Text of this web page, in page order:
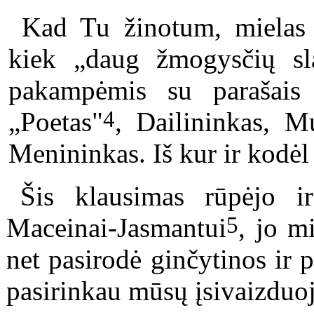
Kad Tu žinotum,
kiek „daug žmogysčių
pakampėmis su
„Poetas"4, Dailininkas,
Menininkas. Iš kur ir
Šis klausimas rūpėjo
Maceinai-Jasmantui5, jo
net pasirodė ginčytinos ir
pasirinkau mūsų